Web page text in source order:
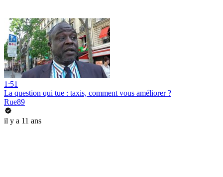
1:51
La question qui tue : taxis, comment vous améliorer ?
Rue89
il y a 11 ans